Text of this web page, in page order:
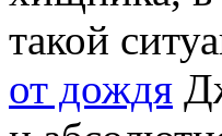
такой
от дождя